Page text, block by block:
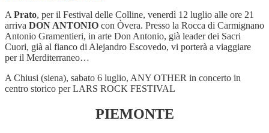
A Prato, per il Festival delle Colline, venerdì 12 luglio alle ore 21
arriva DON ANTONIO con Òvera. Presso la Rocca di Carmignano
Antonio Gramentieri, in arte Don Antonio, già leader dei Sacri
Cuori, già al fianco di Alejandro Escovedo, vi porterà a viaggiare
per il Merditerraneo…
A Chiusi (siena), sabato 6 luglio, ANY OTHER in concerto in
centro storico per LARS ROCK FESTIVAL
PIEMONTE